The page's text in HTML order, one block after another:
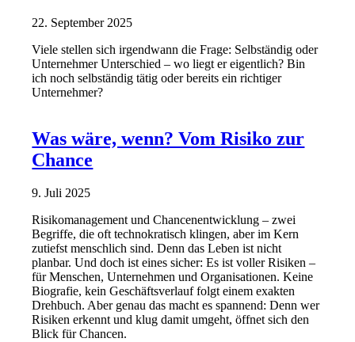
22. September 2025
Viele stellen sich irgendwann die Frage: Selbständig oder
Unternehmer Unterschied – wo liegt er eigentlich? Bin
ich noch selbständig tätig oder bereits ein richtiger
Unternehmer?
Was wäre, wenn? Vom Risiko zur
Chance
9. Juli 2025
Risikomanagement und Chancenentwicklung – zwei
Begriffe, die oft technokratisch klingen, aber im Kern
zutiefst menschlich sind. Denn das Leben ist nicht
planbar. Und doch ist eines sicher: Es ist voller Risiken –
für Menschen, Unternehmen und Organisationen. Keine
Biografie, kein Geschäftsverlauf folgt einem exakten
Drehbuch. Aber genau das macht es spannend: Denn wer
Risiken erkennt und klug damit umgeht, öffnet sich den
Blick für Chancen.